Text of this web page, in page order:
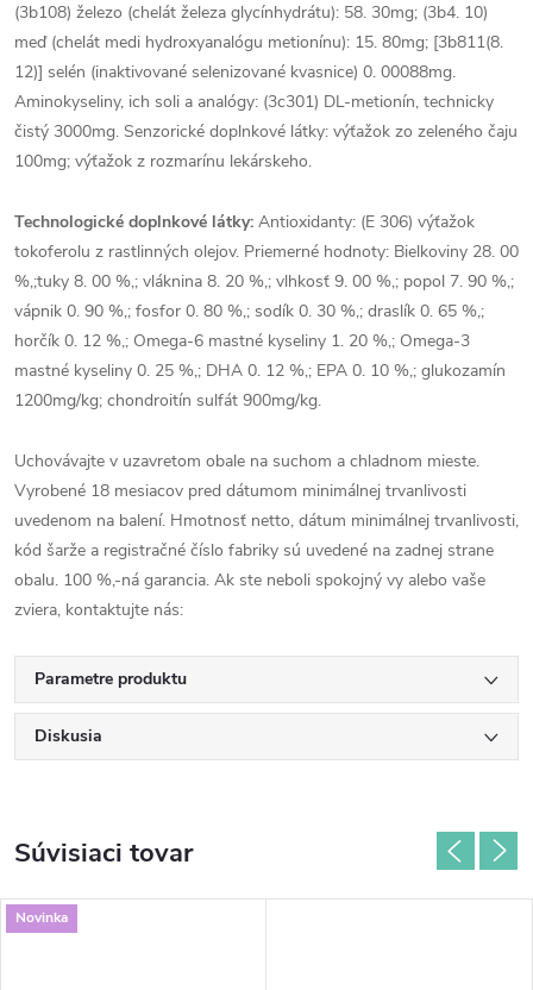
(3b108) železo (chelát železa glycínhydrátu): 58. 30mg; (3b4. 10)
meď (chelát medi hydroxyanalógu metionínu): 15. 80mg; [3b811(8.
12)] selén (inaktivované selenizované kvasnice) 0. 00088mg.
Aminokyseliny, ich soli a analógy: (3c301) DL-metionín, technicky
čistý 3000mg. Senzorické doplnkové látky: výťažok zo zeleného čaju
100mg; výťažok z rozmarínu lekárskeho.
Technologické doplnkové látky: Antioxidanty: (E 306) výťažok
tokoferolu z rastlinných olejov. Priemerné hodnoty: Bielkoviny 28. 00
%,;tuky 8. 00 %,; vláknina 8. 20 %,; vlhkosť 9. 00 %,; popol 7. 90 %,;
vápnik 0. 90 %,; fosfor 0. 80 %,; sodík 0. 30 %,; draslík 0. 65 %,;
horčík 0. 12 %,; Omega-6 mastné kyseliny 1. 20 %,; Omega-3
mastné kyseliny 0. 25 %,; DHA 0. 12 %,; EPA 0. 10 %,; glukozamín
1200mg/kg; chondroitín sulfát 900mg/kg.
Uchovávajte v uzavretom obale na suchom a chladnom mieste.
Vyrobené 18 mesiacov pred dátumom minimálnej trvanlivosti
uvedenom na balení. Hmotnosť netto, dátum minimálnej trvanlivosti,
kód šarže a registračné číslo fabriky sú uvedené na zadnej strane
obalu. 100 %,-ná garancia. Ak ste neboli spokojný vy alebo vaše
zviera, kontaktujte nás:
Parametre produktu
Diskusia
Súvisiaci tovar
Novinka